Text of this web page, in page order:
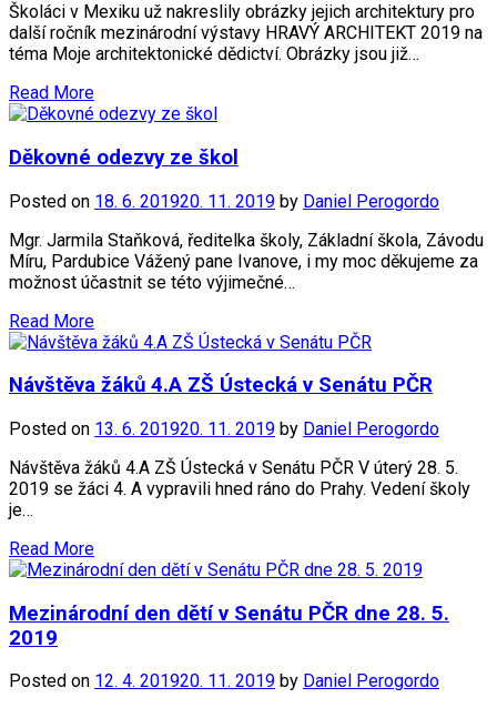
Školáci v Mexiku už nakreslily obrázky jejich architektury pro
další ročník mezinárodní výstavy HRAVÝ ARCHITEKT 2019 na
téma Moje architektonické dědictví. Obrázky jsou již…
Read More
Děkovné odezvy ze škol
Posted on 18. 6. 201920. 11. 2019 by Daniel Perogordo
Mgr. Jarmila Staňková, ředitelka školy, Základní škola, Závodu
Míru, Pardubice Vážený pane Ivanove, i my moc děkujeme za
možnost účastnit se této výjimečné…
Read More
Návštěva žáků 4.A ZŠ Ústecká v Senátu PČR
Posted on 13. 6. 201920. 11. 2019 by Daniel Perogordo
Návštěva žáků 4.A ZŠ Ústecká v Senátu PČR V úterý 28. 5.
2019 se žáci 4. A vypravili hned ráno do Prahy. Vedení školy
je…
Read More
Mezinárodní den dětí v Senátu PČR dne 28. 5.
2019
Posted on 12. 4. 201920. 11. 2019 by Daniel Perogordo